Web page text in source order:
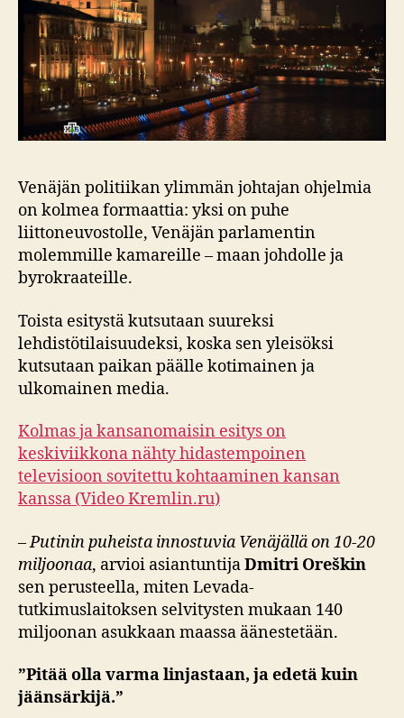
Venäjän politiikan ylimmän johtajan ohjelmia
on kolmea formaattia: yksi on puhe
liittoneuvostolle, Venäjän parlamentin
molemmille kamareille – maan johdolle ja
byrokraateille.
Toista esitystä kutsutaan suureksi
lehdistötilaisuudeksi, koska sen yleisöksi
kutsutaan paikan päälle kotimainen ja
ulkomainen media.
Kolmas ja kansanomaisin esitys on
keskiviikkona nähty hidastempoinen
televisioon sovitettu kohtaaminen kansan
kanssa (Video Kremlin.ru)
–Putinin puheista innostuvia Venäjällä on 10-20
miljoonaa, arvioi asiantuntijaDmitri Oreškin
sen perusteella, miten Levada-
tutkimuslaitoksen selvitysten mukaan 140
miljoonan asukkaan maassa äänestetään.
”Pitää olla varma linjastaan, ja edetä kuin
jäänsärkijä.”